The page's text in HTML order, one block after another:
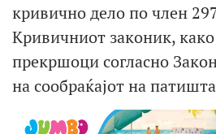
кривично дело по член
Кривичниот законик,
прекршоци согласно
на сообраќајот на